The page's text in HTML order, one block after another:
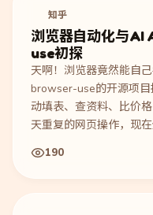
知乎
浏览器自动化与
use初探
天啊！浏览器竟然能自
browser-use的开源项
动填表、查资料、比价
天重复的网页操作，现
190